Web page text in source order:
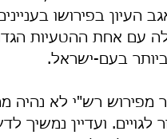
העיון בפירושו
עם אחת ההטעיות
בעם-ישראל.
רש"י לא נהיה
לגויים. ועדיין